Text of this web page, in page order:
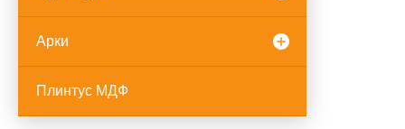
Арки
Плинтус МДФ